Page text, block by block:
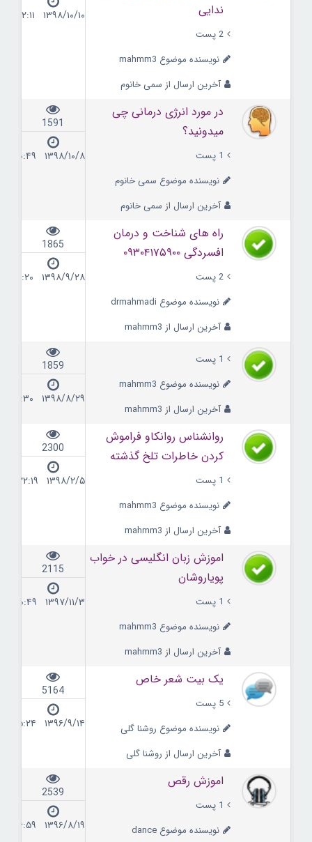
ندایی
2 پست
نویسنده موضوع mahmm3
آخرین ارسال از سمی خانوم
۱۳۹۸/۱۰/۱۰ ۲۲:۱۱
در مورد انرژی درمانی چی
میدونید؟
1 پست
نویسنده موضوع سمی خانوم
آخرین ارسال از سمی خانوم
1591
۱۳۹۸/۱۰/۸ ۰۰:۴۹
راه های شناخت و درمان
افسردگی ۰۹۳۰۴۱۷۵۹۰۰
2 پست
نویسنده موضوع drmahmadi
آخرین ارسال از mahmm3
1865
۱۳۹۸/۹/۲۸ ۱۳:۲۰
1 پست
نویسنده موضوع mahmm3
آخرین ارسال از mahmm3
1859
۱۳۹۸/۸/۲۹ ۱۷:۳۰
روانشناس روانکاو فراموش
کردن خاطرات تلخ گذشته
1 پست
نویسنده موضوع mahmm3
آخرین ارسال از mahmm3
2300
۱۳۹۸/۲/۵ ۲۲:۱۹
اموزش زبان انگلیسی در خواب
پویاروشان
1 پست
نویسنده موضوع mahmm3
آخرین ارسال از mahmm3
2115
۱۳۹۷/۱۱/۳ ۲۰:۴۹
یک بیت شعر خاص
5 پست
نویسنده موضوع روشنا گلی
آخرین ارسال از روشنا گلی
5164
۱۳۹۶/۹/۱۴ ۱۵:۲۴
اموزش رقص
1 پست
نویسنده موضوع dance
2539
۱۳۹۶/۸/۱۹ ۱۶:۵۹